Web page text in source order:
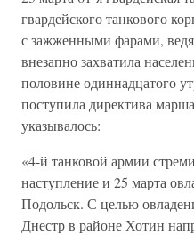
гвардейского танкового
с зажженными фарами,
внезапно захватила
половине одиннадцатого
поступила директива
указывалось:
«4-й танковой армии
наступление и 25 марта
Подольск. С целью
Днестр в районе Хотин